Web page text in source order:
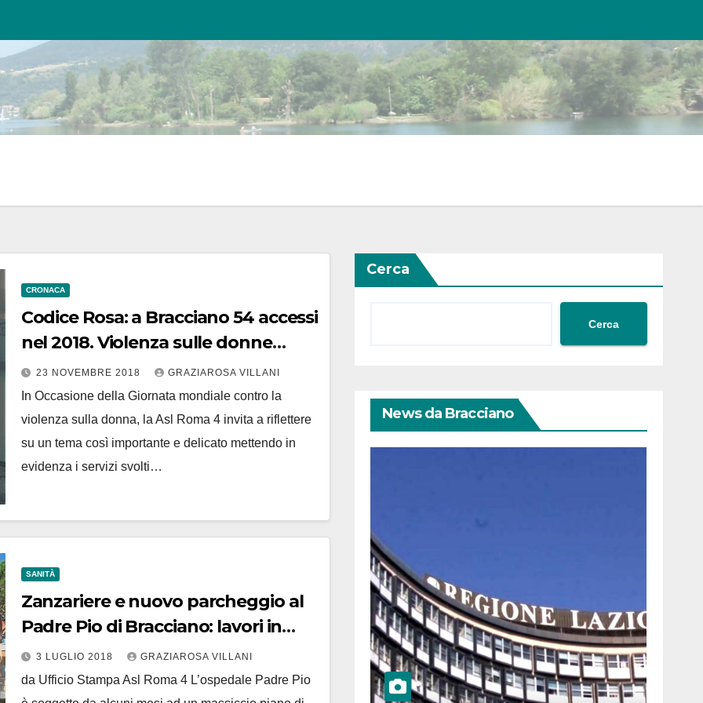
CRONACA
Codice Rosa: a Bracciano 54 accessi
nel 2018. Violenza sulle donne
spesso da un familiare
23 NOVEMBRE 2018 GRAZIAROSA VILLANI
In Occasione della Giornata mondiale contro la
violenza sulla donna, la Asl Roma 4 invita a riflettere
su un tema così importante e delicato mettendo in
evidenza i servizi svolti…
SANITÀ
Zanzariere e nuovo parcheggio al
Padre Pio di Bracciano: lavori in
corso
3 LUGLIO 2018 GRAZIAROSA VILLANI
da Ufficio Stampa Asl Roma 4 L’ospedale Padre Pio
Cerca
Cerca
News da Bracciano